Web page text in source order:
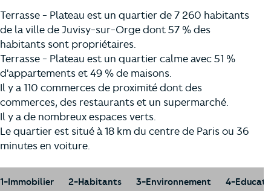
Terrasse - Plateau est un quartier de 7 260 habitants
de la ville de Juvisy-sur-Orge dont 57 % des
habitants sont propriétaires.
Terrasse - Plateau est un quartier calme avec 51 %
d'appartements et 49 % de maisons.
Il y a 110 commerces de proximité dont des
commerces, des restaurants et un supermarché.
Il y a de nombreux espaces verts.
Le quartier est situé à 18 km du centre de Paris ou 36
minutes en voiture.
1-Immobilier 2-Habitants 3-Environnement 4-